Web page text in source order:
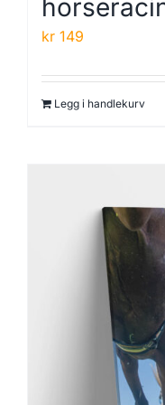
kr 149
Legg i handlekurv